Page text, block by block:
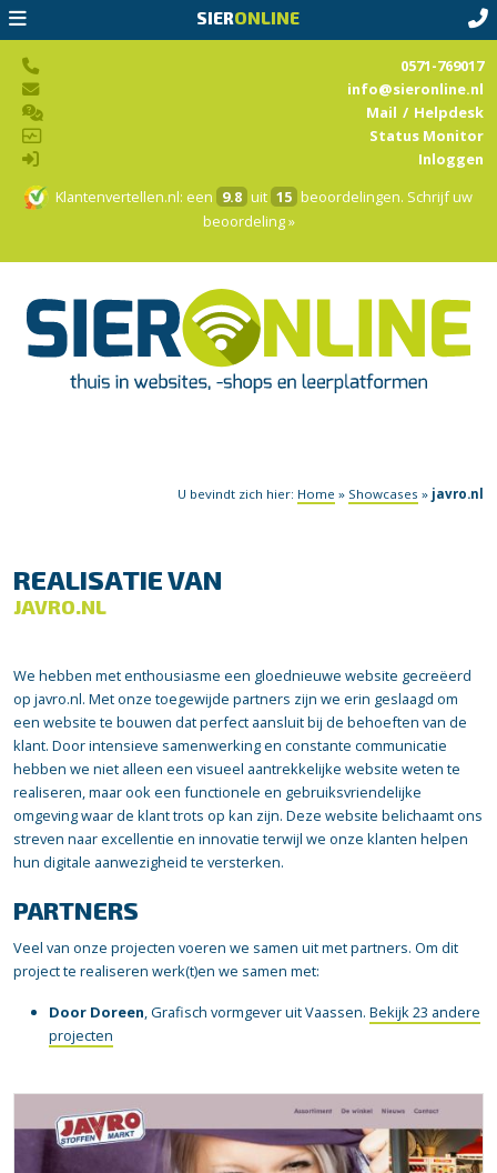
SIERONLINE
Klantenvertellen.nl: een 9.8 uit 15 beoordelingen. Schrijf uw
beoordeling »
0571-769017
info@sieronline.nl
Mail / Helpdesk
Status Monitor
Inloggen
U bevindt zich hier: Home » Showcases » javro.nl
REALISATIE VAN
JAVRO.NL
We hebben met enthousiasme een gloednieuwe website gecreëerd
op javro.nl. Met onze toegewijde partners zijn we erin geslaagd om
een website te bouwen dat perfect aansluit bij de behoeften van de
klant. Door intensieve samenwerking en constante communicatie
hebben we niet alleen een visueel aantrekkelijke website weten te
realiseren, maar ook een functionele en gebruiksvriendelijke
omgeving waar de klant trots op kan zijn. Deze website belichaamt ons
streven naar excellentie en innovatie terwijl we onze klanten helpen
hun digitale aanwezigheid te versterken.
PARTNERS
Veel van onze projecten voeren we samen uit met partners. Om dit
project te realiseren werk(t)en we samen met:
Door Doreen, Grafisch vormgever uit Vaassen. Bekijk 23 andere
projecten